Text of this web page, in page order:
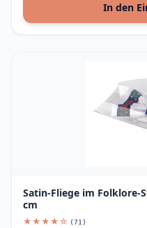
In den
Satin-Fliege im Folklore-
cm
★★★★☆ (71)